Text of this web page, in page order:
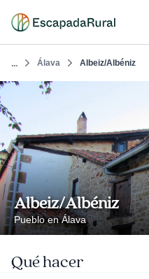
... Álava Albeiz/Albéniz
Albeiz/Albéniz
Pueblo en Álava
Qué hacer